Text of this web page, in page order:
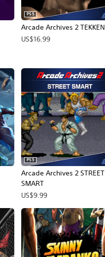
Arcade Archives 2 TEKKEN
PS5
US$16.99
Arcade Archives 2 STREET
SMART
PS5
US$9.99